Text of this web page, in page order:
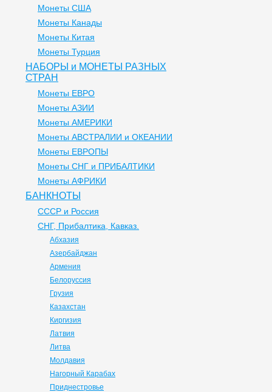
Монеты США
Монеты Канады
Монеты Китая
Монеты Турция
НАБОРЫ и МОНЕТЫ РАЗНЫХ
СТРАН
Монеты ЕВРО
Монеты АЗИИ
Монеты АМЕРИКИ
Монеты АВСТРАЛИИ и ОКЕАНИИ
Монеты ЕВРОПЫ
Монеты СНГ и ПРИБАЛТИКИ
Монеты АФРИКИ
БАНКНОТЫ
СССР и Россия
СНГ, Прибалтика, Кавказ.
Абхазия
Азербайджан
Армения
Белоруссия
Грузия
Казахстан
Киргизия
Латвия
Литва
Молдавия
Нагорный Карабах
Приднестровье